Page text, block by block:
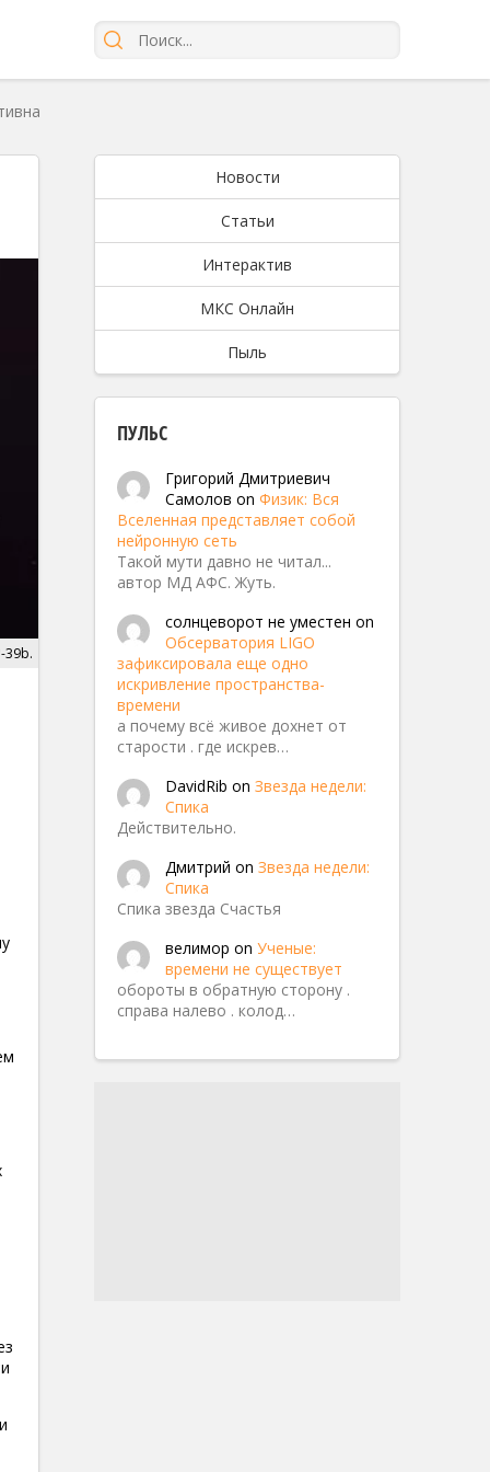
39b.
Новости
Статьи
Интерактив
МКС Онлайн
Пыль
ПУЛЬС
Григорий Дмитриевич
Самолов on Физик: Вся
Вселенная представляет собой
нейронную сеть
Такой мути давно не читал...
автор МД АФС. Жуть.
солнцеворот не уместен on
Обсерватория LIGO
зафиксировала еще одно
искривление пространства-
времени
а почему всё живое дохнет от
старости . где искрев…
DavidRib on Звезда недели:
Спика
Действительно.
Дмитрий on Звезда недели:
Спика
Спика звезда Счастья
велимор on Ученые:
времени не существует
обороты в обратную сторону .
справа налево . колод…